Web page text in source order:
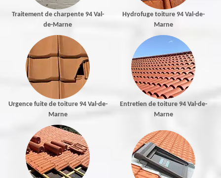
Traitement de charpente 94 Val-
de-Marne
Hydrofuge toiture 94 Val-de-
Marne
Urgence fuite de toiture 94 Val-de-
Marne
Entretien de toiture 94 Val-de-
Marne